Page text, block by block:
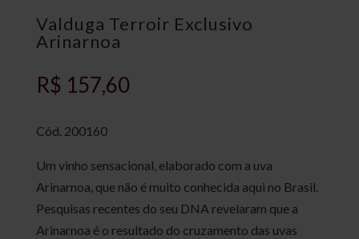
Valduga Terroir Exclusivo
Arinarnoa
R$ 157,60
Cód. 200160
Um vinho sensacional, elaborado com a uva
Arinarnoa, que não é muito conhecida aqui no Brasil.
Pesquisas recentes do seu DNA revelaram que a
Arinarnoa é o resultado do cruzamento das uvas